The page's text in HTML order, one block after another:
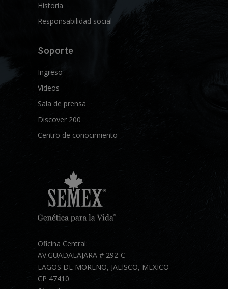
Historia
Responsabilidad social
Soporte
Ingreso
Videos
Sala de prensa
Discover 200
Centro de conocimiento
Oficina Central:
AV.GUADALAJARA # 292-C
LAGOS DE MORENO, JALISCO, MEXICO
CP 47410